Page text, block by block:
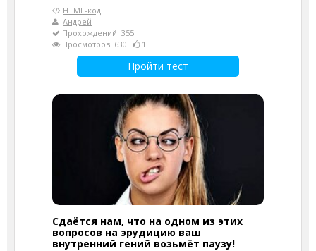
HTML-код
Андрей
Прохождений: 355
Просмотров: 630
1
Пройти тест
Сдаётся нам, что на одном из этих
вопросов на эрудицию ваш
внутренний гений возьмёт паузу!